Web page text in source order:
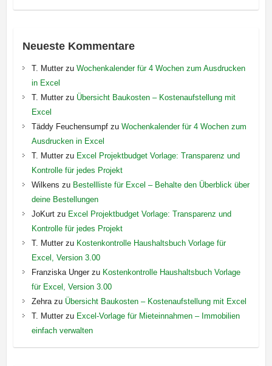
Neueste Kommentare
T. Mutterzu Wochenkalender für 4 Wochen zum Ausdrucken
in Excel
T. Mutterzu Übersicht Baukosten – Kostenaufstellung mit
Excel
Täddy Feuchensumpfzu Wochenkalender für 4 Wochen zum
Ausdrucken in Excel
T. Mutterzu Excel Projektbudget Vorlage: Transparenz und
Kontrolle für jedes Projekt
Wilkens zu Bestellliste für Excel – Behalte den Überblick über
deine Bestellungen
JoKurtzu Excel Projektbudget Vorlage: Transparenz und
Kontrolle für jedes Projekt
T. Mutterzu Kostenkontrolle Haushaltsbuch Vorlage für
Excel, Version 3.00
Franziska Ungerzu Kostenkontrolle Haushaltsbuch Vorlage
für Excel, Version 3.00
Zehrazu Übersicht Baukosten – Kostenaufstellung mit Excel
T. Mutterzu Excel-Vorlage für Mieteinnahmen – Immobilien
einfach verwalten